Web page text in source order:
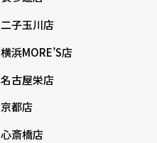
二子玉川店
横浜MORE’S店
名古屋栄店
京都店
心斎橋店